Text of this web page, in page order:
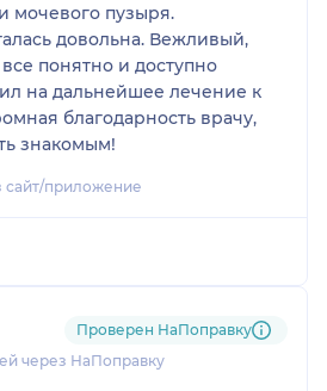
мочевого пузыря.
довольна. Вежливый,
понятно и доступно
к
знакомым!
сайт/приложение
через НаПоправку
Проверен НаПоправку